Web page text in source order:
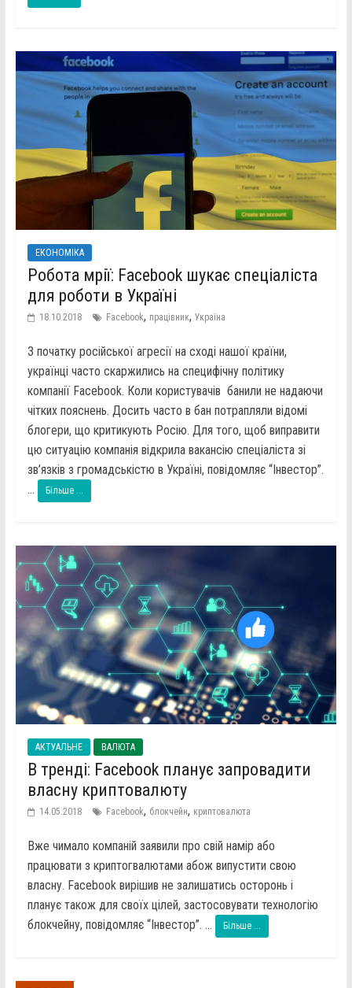
ЕКОНОМІКА
Робота мрії: Facebook шукає спеціаліста
для роботи в Україні
18.10.2018 Facebook, працівник, Україна
З початку російської агресії на сході нашої країни,
українці часто скаржились на специфічну політику
компанії Facebook. Коли користувачів банили не надаючи
чітких пояснень. Досить часто в бан потрапляли відомі
блогери, що критикують Росію. Для того, щоб виправити
цю ситуацію компанія відкрила вакансію спеціаліста зі
зв’язків з громадськістю в Україні, повідомляє “Інвестор”.
...
Більше ...
АКТУАЛЬНЕ ВАЛЮТА
В тренді: Facebook планує запровадити
власну криптовалюту
14.05.2018 Facebook, блокчейн, криптовалюта
Вже чимало компаній заявили про свій намір або
працювати з криптогвалютами абож випустити свою
власну. Facebook вирішив не залишатись осторонь і
планує також для своїх цілей, застосовувати технологію
блокчейну, повідомляє “Інвестор”. ...
Більше ...